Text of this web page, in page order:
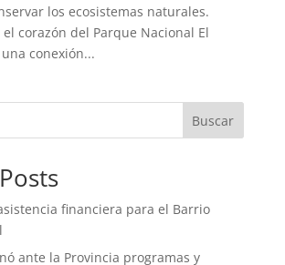
los ecosistemas naturales.
corazón del Parque Nacional El
conexión...
Buscar
financiera para el Barrio
ante la Provincia programas y